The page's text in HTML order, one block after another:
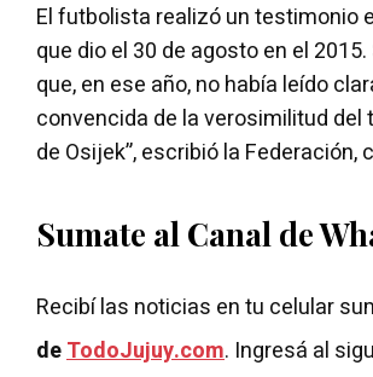
El futbolista realizó un testimonio
que dio el 30 de agosto en el
que, en ese año, no había leído
convencida de la verosimilitud
de Osijek”, escribió la Federación,
Sumate al Canal de
Recibí las noticias en tu celular
deTodoJujuy.com. Ingresá al